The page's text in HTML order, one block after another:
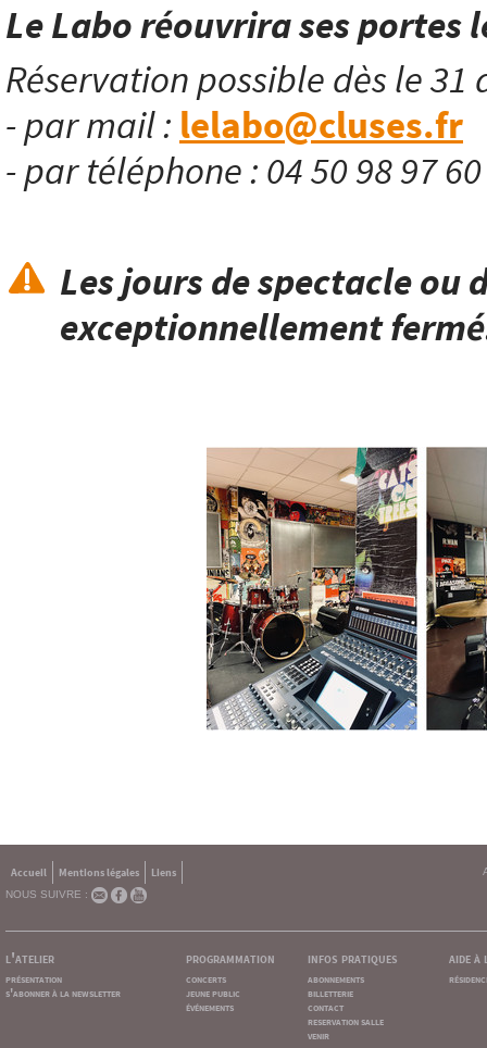
Le Labo réouvrira ses portes
Réservation possible dès le 31
- par mail : lelabo@cluses.fr
- par téléphone : 04 50 98 97
Les jours de spectacle ou
exceptionnellement
Accueil Mentions légales
Liens
NOUS SUIVRE :
l'atelier
présentation
s'abonner à la newsletter
programmation
concerts
jeune public
événements
infos pratiques
abonnements
billetterie
contact
reservation salle
venir
aide